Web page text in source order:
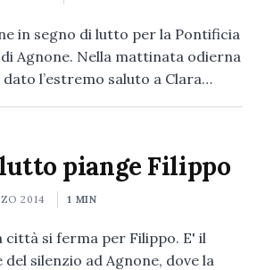
in segno di lutto per la Pontificia
Agnone. Nella mattinata odierna
dato l’estremo saluto a Clara…
piange Filippo
2014 1 MIN
città si ferma per Filippo. E' il
silenzio ad Agnone, dove la